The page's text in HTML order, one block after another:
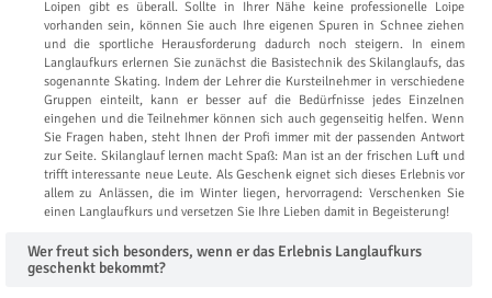
Loipen gibt es überall. Sollte in Ihrer Nähe keine professionelle Loipe
vorhanden sein, können Sie auch Ihre eigenen Spuren in Schnee ziehen
und die sportliche Herausforderung dadurch noch steigern. In einem
Langlaufkurs erlernen Sie zunächst die Basistechnik des Skilanglaufs, das
sogenannte Skating. Indem der Lehrer die Kursteilnehmer in verschiedene
Gruppen einteilt, kann er besser auf die Bedürfnisse jedes Einzelnen
eingehen und die Teilnehmer können sich auch gegenseitig helfen. Wenn
Sie Fragen haben, steht Ihnen der Profi immer mit der passenden Antwort
zur Seite. Skilanglauf lernen macht Spaß: Man ist an der frischen Luft und
trifft interessante neue Leute. Als Geschenk eignet sich dieses Erlebnis vor
allem zu Anlässen, die im Winter liegen, hervorragend: Verschenken Sie
einen Langlaufkurs und versetzen Sie Ihre Lieben damit in Begeisterung!
Wer freut sich besonders, wenn er das Erlebnis Langlaufkurs
geschenkt bekommt?